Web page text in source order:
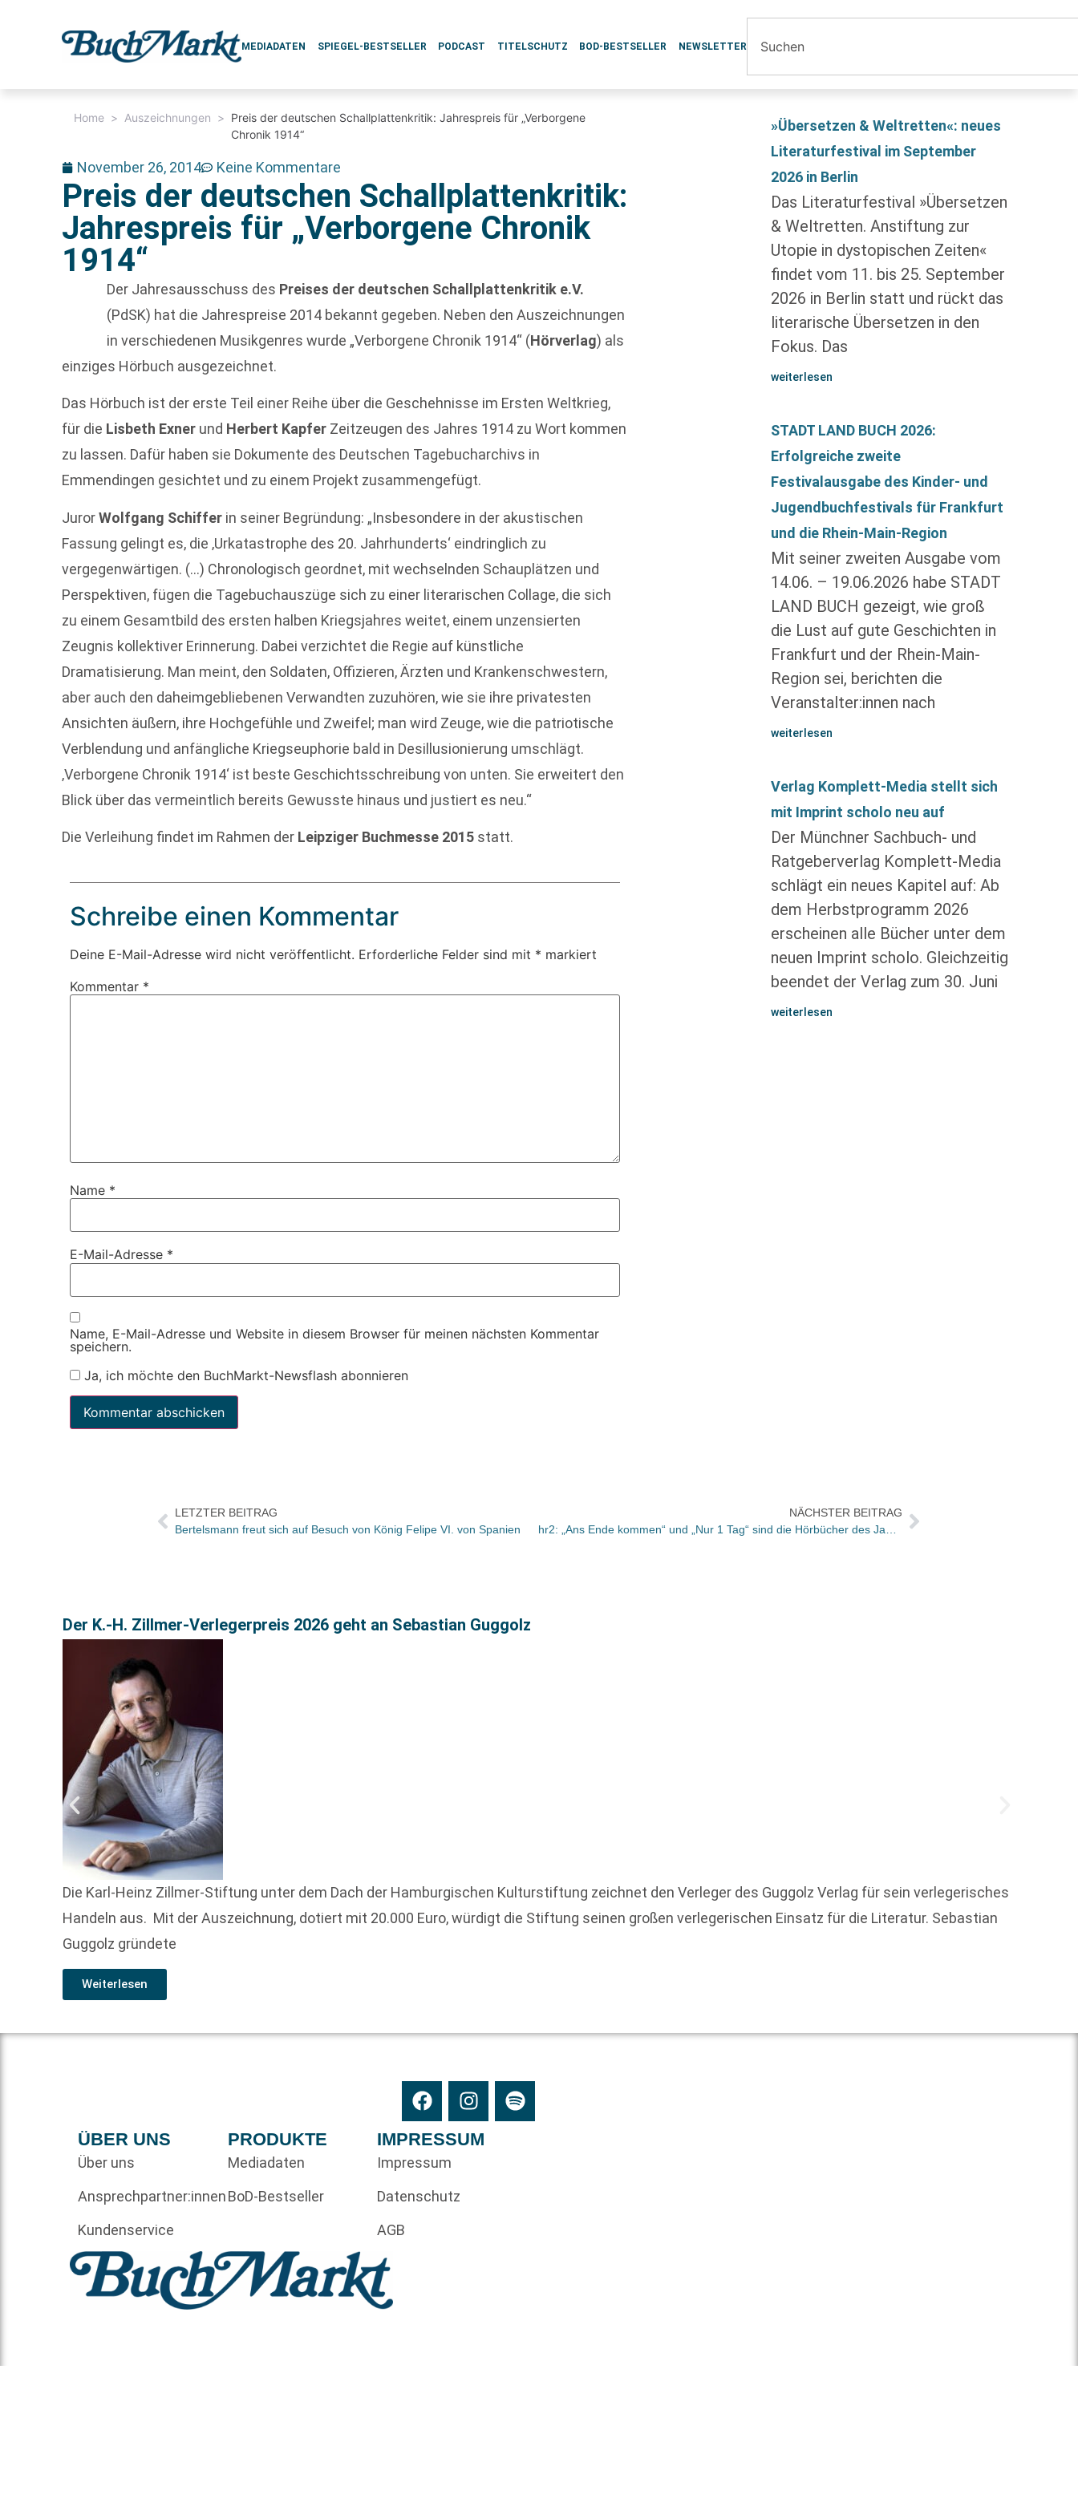
MEDIADATEN SPIEGEL-BESTSELLER PODCAST TITELSCHUTZ BOD-BESTSELLER NEWSLETTER
Home > Auszeichnungen > Preis der deutschen Schallplattenkritik: Jahrespreis für „Verborgene
Chronik 1914“
November 26, 2014 Keine Kommentare
Preis der deutschen Schallplattenkritik:
Jahrespreis für „Verborgene Chronik
1914“
Der Jahresausschuss des Preises der deutschen Schallplattenkritik e.V.
(PdSK) hat die Jahrespreise 2014 bekannt gegeben. Neben den Auszeichnungen
in verschiedenen Musikgenres wurde „Verborgene Chronik 1914“ (Hörverlag) als
einziges Hörbuch ausgezeichnet.
Das Hörbuch ist der erste Teil einer Reihe über die Geschehnisse im Ersten Weltkrieg,
für die Lisbeth Exner und Herbert Kapfer Zeitzeugen des Jahres 1914 zu Wort kommen
zu lassen. Dafür haben sie Dokumente des Deutschen Tagebucharchivs in
Emmendingen gesichtet und zu einem Projekt zusammengefügt.
JurorWolfgang Schiffer in seiner Begründung: „Insbesondere in der akustischen
Fassung gelingt es, die ‚Urkatastrophe des 20. Jahrhunderts‘ eindringlich zu
vergegenwärtigen. (…) Chronologisch geordnet, mit wechselnden Schauplätzen und
Perspektiven, fügen die Tagebuchauszüge sich zu einer literarischen Collage, die sich
zu einem Gesamtbild des ersten halben Kriegsjahres weitet, einem unzensierten
Zeugnis kollektiver Erinnerung. Dabei verzichtet die Regie auf künstliche
Dramatisierung. Man meint, den Soldaten, Offizieren, Ärzten und Krankenschwestern,
aber auch den daheimgebliebenen Verwandten zuzuhören, wie sie ihre privatesten
Ansichten äußern, ihre Hochgefühle und Zweifel; man wird Zeuge, wie die patriotische
Verblendung und anfängliche Kriegseuphorie bald in Desillusionierung umschlägt.
‚Verborgene Chronik 1914‘ ist beste Geschichtsschreibung von unten. Sie erweitert den
Blick über das vermeintlich bereits Gewusste hinaus und justiert es neu.“
Die Verleihung findet im Rahmen der Leipziger Buchmesse 2015 statt.
Schreibe einen Kommentar
Deine E-Mail-Adresse wird nicht veröffentlicht. Erforderliche Felder sind mit * markiert
Kommentar *
Name *
E-Mail-Adresse *
Name, E-Mail-Adresse und Website in diesem Browser für meinen nächsten Kommentar
speichern.
Ja, ich möchte den BuchMarkt-Newsflash abonnieren
»Übersetzen & Weltretten«: neues
Literaturfestival im September
2026 in Berlin
Das Literaturfestival »Übersetzen
& Weltretten. Anstiftung zur
Utopie in dystopischen Zeiten«
findet vom 11. bis 25. September
2026 in Berlin statt und rückt das
literarische Übersetzen in den
Fokus. Das
weiterlesen
STADT LAND BUCH 2026:
Erfolgreiche zweite
Festivalausgabe des Kinder- und
Jugendbuchfestivals für Frankfurt
und die Rhein-Main-Region
Mit seiner zweiten Ausgabe vom
14.06. – 19.06.2026 habe STADT
LAND BUCH gezeigt, wie groß
die Lust auf gute Geschichten in
Frankfurt und der Rhein-Main-
Region sei, berichten die
Veranstalter:innen nach
weiterlesen
Verlag Komplett-Media stellt sich
mit Imprint scholo neu auf
Der Münchner Sachbuch- und
Ratgeberverlag Komplett-Media
schlägt ein neues Kapitel auf: Ab
dem Herbstprogramm 2026
erscheinen alle Bücher unter dem
neuen Imprint scholo. Gleichzeitig
beendet der Verlag zum 30. Juni
weiterlesen
LETZTER BEITRAG
Bertelsmann freut sich auf Besuch von König Felipe VI. von Spanien
NÄCHSTER BEITRAG
hr2: „Ans Ende kommen“ und „Nur 1 Tag“ sind die Hörbücher des Jahres 2014
Der K.-H. Zillmer-Verlegerpreis 2026 geht an Sebastian Guggolz
Die Karl-Heinz Zillmer-Stiftung unter dem Dach der Hamburgischen Kulturstiftung zeichnet den Verleger des Guggolz Verlag für sein verlegerisches
Handeln aus. Mit der Auszeichnung, dotiert mit 20.000 Euro, würdigt die Stiftung seinen großen verlegerischen Einsatz für die Literatur. Sebastian
Guggolz gründete
Weiterlesen
ÜBER UNS
Über uns
Ansprechpartner:innen
Kundenservice
PRODUKTE
Mediadaten
BoD-Bestseller
IMPRESSUM
Impressum
Datenschutz
AGB